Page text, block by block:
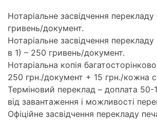
Нотаріальне засвідчення
гривень/документ.
Нотаріальне засвідчення
в 1) – 250 гривень/документ.
Нотаріальна копія
250 грн./документ + 15 грн./кожна
Терміновий переклад – доплата 50-
від завантаження і можливості
Офіційне засвідчення перекладу